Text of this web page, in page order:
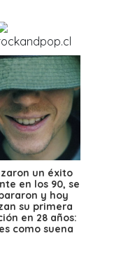
un éxito
en los 90, se
y hoy
su primera
en 28 años:
como suena